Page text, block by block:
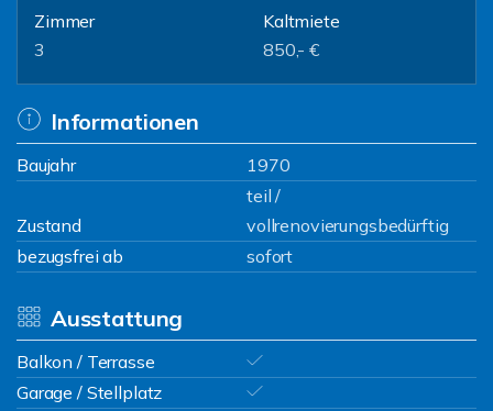
Zimmer
3
Kaltmiete
850,- €
Informationen
Baujahr 1970
Zustand
teil /
vollrenovierungsbedürftig
bezugsfrei ab
sofort
Ausstattung
Balkon / Terrasse
Garage / Stellplatz